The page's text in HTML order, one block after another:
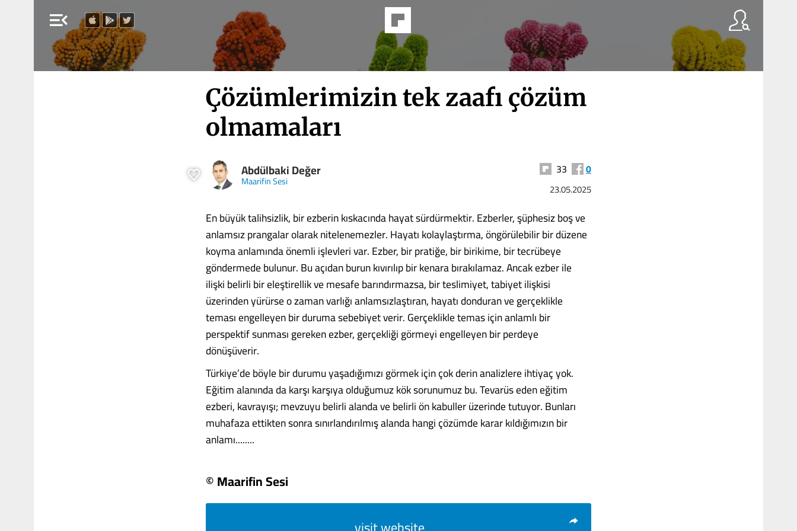
menu_open
Çözümlerimizin tek zaafı çözüm
olmamaları
Abdülbaki Değer
Maarifin Sesi
33 0
23.05.2025
En büyük talihsizlik, bir ezberin kıskacında hayat sürdürmektir. Ezberler, şüphesiz boş ve
anlamsız prangalar olarak nitelenemezler. Hayatı kolaylaştırma, öngörülebilir bir düzene
koyma anlamında önemli işlevleri var. Ezber, bir pratiğe, bir birikime, bir tecrübeye
göndermede bulunur. Bu açıdan burun kıvırılıp bir kenara bırakılamaz. Ancak ezber ile
ilişki belirli bir eleştirellik ve mesafe barındırmazsa, bir teslimiyet, tabiyet ilişkisi
üzerinden yürürse o zaman varlığı anlamsızlaştıran, hayatı donduran ve gerçeklikle
teması engelleyen bir duruma sebebiyet verir. Gerçeklikle temas için anlamlı bir
perspektif sunması gereken ezber, gerçekliği görmeyi engelleyen bir perdeye
dönüşüverir.
Türkiye’de böyle bir durumu yaşadığımızı görmek için çok derin analizlere ihtiyaç yok.
Eğitim alanında da karşı karşıya olduğumuz kök sorunumuz bu. Tevarüs eden eğitim
ezberi, kavrayışı; mevzuyu belirli alanda ve belirli ön kabuller üzerinde tutuyor. Bunları
muhafaza ettikten sonra sınırlandırılmış alanda hangi çözümde karar kıldığımızın bir
anlamı........
© Maarifin Sesi